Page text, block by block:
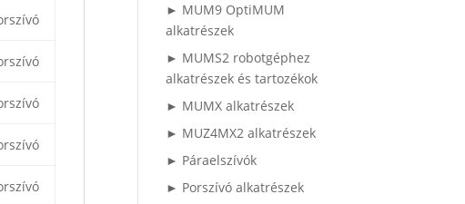
► MUM9 OptiMUM
alkatrészek
► MUMS2 robotgéphez
alkatrészek és tartozékok
► MUMX alkatrészek
► MUZ4MX2 alkatrészek
► Páraelszívók
► Porszívó alkatrészek